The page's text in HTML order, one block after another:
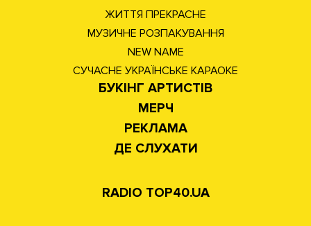
ЖИТТЯ ПРЕКРАСНЕ
МУЗИЧНЕ РОЗПАКУВАННЯ
NEW NAME
СУЧАСНЕ УКРАЇНСЬКЕ КАРАОКЕ
БУКІНГ АРТИСТІВ
МЕРЧ
РЕКЛАМА
ДЕ СЛУХАТИ
RADIO TOP40.UA